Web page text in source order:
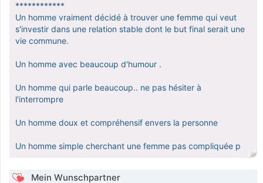
************
Un homme vraiment décidé à trouver une femme qui veut
s'investir dans une relation stable dont le but final serait une
vie commune.
Un homme avec beaucoup d'humour .
Un homme qui parle beaucoup.. ne pas hésiter à
l'interrompre
Un homme doux et compréhensif envers la personne
Un homme simple cherchant une femme pas compliquée p
Mein Wunschpartner